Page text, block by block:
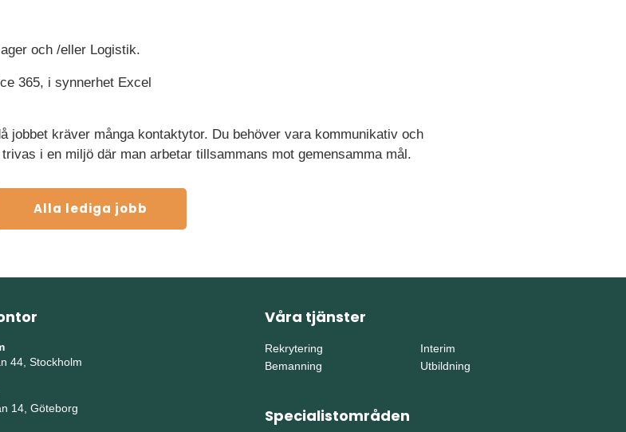
och /eller Logistik.
365, i synnerhet Excel
jobbet kräver många kontaktytor. Du behöver vara kommunikativ och
i en miljö där man arbetar tillsammans mot gemensamma mål.
Alla lediga jobb
44, Stockholm
14, Göteborg
Våra tjänster
Rekrytering
Bemanning
Interim
Utbildning
Specialistområden